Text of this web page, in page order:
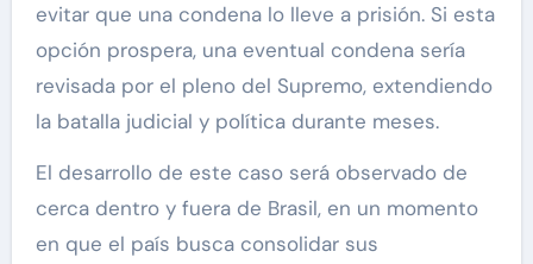
evitar que una condena lo lleve a prisión. Si esta
opción prospera, una eventual condena sería
revisada por el pleno del Supremo, extendiendo
la batalla judicial y política durante meses.
El desarrollo de este caso será observado de
cerca dentro y fuera de Brasil, en un momento
en que el país busca consolidar sus